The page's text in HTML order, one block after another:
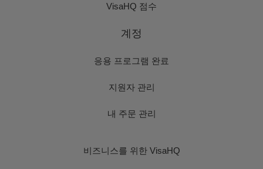
VisaHQ 점수
계정
응용 프로그램 완료
지원자 관리
내 주문 관리
비즈니스를 위한 VisaHQ